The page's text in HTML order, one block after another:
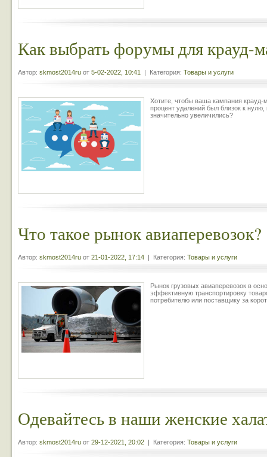
Как выбрать форумы для крауд-
Автор: skmost2014ru от 5-02-2022, 10:41 | Категория: Товары и услуги
Хотите, чтобы ваша кампания
процент удалений был близок к
значительно увеличились?
Что такое рынок авиаперевозок?
Автор: skmost2014ru от 21-01-2022, 17:14 | Категория: Товары и услуги
Рынок грузовых авиаперевозок в
эффективную транспортировку
потребителю или поставщику за
Одевайтесь в наши женские
Автор: skmost2014ru от 29-12-2021, 20:02 | Категория: Товары и услуги